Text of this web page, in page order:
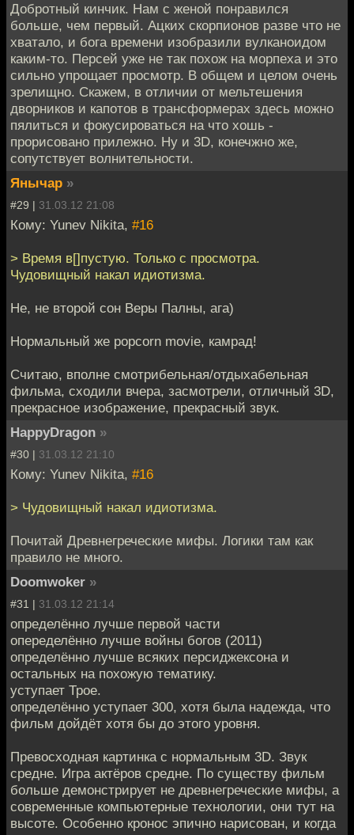
Добротный кинчик. Нам с женой понравился
больше, чем первый. Ацких скорпионов разве что не
хватало, и бога времени изобразили вулканоидом
каким-то. Персей уже не так похож на морпеха и это
сильно упрощает просмотр. В общем и целом очень
зрелищно. Скажем, в отличии от мельтешения
дворников и капотов в трансформерах здесь можно
пялиться и фокусироваться на что хошь -
прорисовано прилежно. Ну и 3D, конечжно же,
сопутствует волнительности.
Янычар »
#29 | 31.03.12 21:08
Кому: Yunev Nikita, #16
> Время в[]пустую. Только с просмотра.
Чудовищный накал идиотизма.
Не, не второй сон Веры Палны, ага)
Нормальный же popcorn movie, камрад!
Считаю, вполне смотрибельная/отдыхабельная
фильма, сходили вчера, засмотрели, отличный 3D,
прекрасное изображение, прекрасный звук.
HappyDragon »
#30 | 31.03.12 21:10
Кому: Yunev Nikita, #16
> Чудовищный накал идиотизма.
Почитай Древнегреческие мифы. Логики там как
правило не много.
Doomwoker »
#31 | 31.03.12 21:14
определённо лучше первой части
опеределённо лучше войны богов (2011)
определённо лучше всяких персиджексона и
остальных на похожую тематику.
уступает Трое.
определённо уступает 300, хотя была надежда, что
фильм дойдёт хотя бы до этого уровня.
Превосходная картинка с нормальным 3D. Звук
средне. Игра актёров средне. По существу фильм
больше демонстрирует не древнегреческие мифы, а
современные компьютерные технологии, они тут на
высоте. Особенно кронос эпично нарисован, и когда